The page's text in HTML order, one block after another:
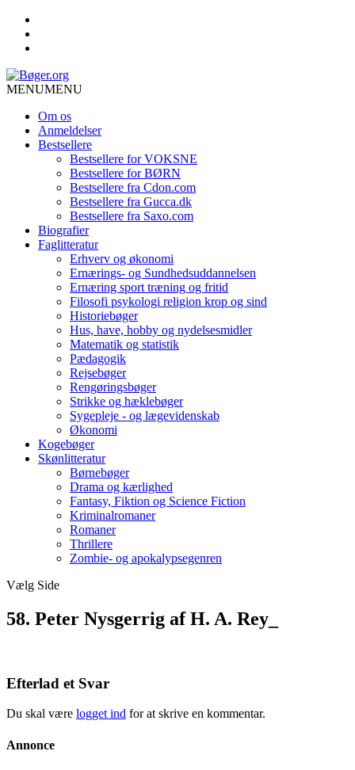
MENUMENU
Om os
Anmeldelser
Bestsellere
Bestsellere for VOKSNE
Bestsellere for BØRN
Bestsellere fra Cdon.com
Bestsellere fra Gucca.dk
Bestsellere fra Saxo.com
Biografier
Faglitteratur
Erhverv og økonomi
Ernærings- og Sundhedsuddannelsen
Ernæring sport træning og fritid
Filosofi psykologi religion krop og sind
Historiebøger
Hus, have, hobby og nydelsesmidler
Matematik og statistik
Pædagogik
Rejsebøger
Rengøringsbøger
Strikke og hæklebøger
Sygepleje - og lægevidenskab
Økonomi
Kogebøger
Skønlitteratur
Børnebøger
Drama og kærlighed
Fantasy, Fiktion og Science Fiction
Kriminalromaner
Romaner
Thrillere
Zombie- og apokalypsegenren
Vælg Side
58. Peter Nysgerrig af H. A. Rey_
Efterlad et Svar
Du skal være logget ind for at skrive en kommentar.
Annonce